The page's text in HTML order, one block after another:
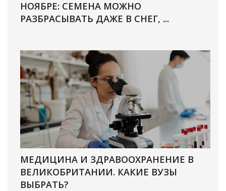
НОЯБРЕ: СЕМЕНА МОЖНО
РАЗБРАСЫВАТЬ ДАЖЕ В СНЕГ, ...
МЕДИЦИНА И ЗДРАВООХРАНЕНИЕ В
ВЕЛИКОБРИТАНИИ. КАКИЕ ВУЗЫ
ВЫБРАТЬ?